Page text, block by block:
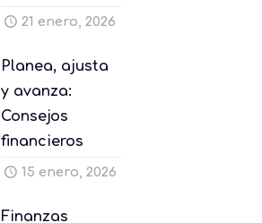
21 enero, 2026
Planea, ajusta
y avanza:
Consejos
financieros
15 enero, 2026
Finanzas